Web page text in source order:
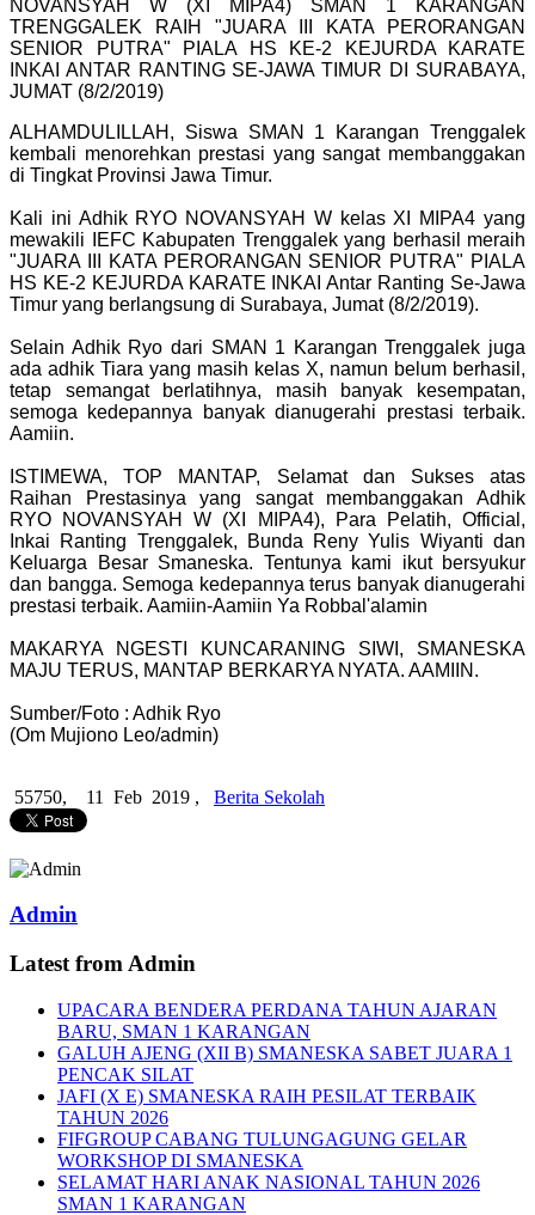
NOVANSYAH W (XI MIPA4) SMAN 1 KARANGAN
TRENGGALEK RAIH "JUARA III KATA PERORANGAN
SENIOR PUTRA" PIALA HS KE-2 KEJURDA KARATE
INKAI ANTAR RANTING SE-JAWA TIMUR DI SURABAYA,
JUMAT (8/2/2019)
ALHAMDULILLAH, Siswa SMAN 1 Karangan Trenggalek
kembali menorehkan prestasi yang sangat membanggakan
di Tingkat Provinsi Jawa Timur.
Kali ini Adhik RYO NOVANSYAH W kelas XI MIPA4 yang
mewakili IEFC Kabupaten Trenggalek yang berhasil meraih
"JUARA III KATA PERORANGAN SENIOR PUTRA" PIALA
HS KE-2 KEJURDA KARATE INKAI Antar Ranting Se-Jawa
Timur yang berlangsung di Surabaya, Jumat (8/2/2019).
Selain Adhik Ryo dari SMAN 1 Karangan Trenggalek juga
ada adhik Tiara yang masih kelas X, namun belum berhasil,
tetap semangat berlatihnya, masih banyak kesempatan,
semoga kedepannya banyak dianugerahi prestasi terbaik.
Aamiin.
ISTIMEWA, TOP MANTAP, Selamat dan Sukses atas
Raihan Prestasinya yang sangat membanggakan Adhik
RYO NOVANSYAH W (XI MIPA4), Para Pelatih, Official,
Inkai Ranting Trenggalek, Bunda Reny Yulis Wiyanti dan
Keluarga Besar Smaneska. Tentunya kami ikut bersyukur
dan bangga. Semoga kedepannya terus banyak dianugerahi
prestasi terbaik. Aamiin-Aamiin Ya Robbal'alamin
MAKARYA NGESTI KUNCARANING SIWI, SMANESKA
MAJU TERUS, MANTAP BERKARYA NYATA. AAMIIN.
Sumber/Foto : Adhik Ryo
(Om Mujiono Leo/admin)
55750, 11 Feb 2019 , Berita Sekolah
Admin
Latest from Admin
UPACARA BENDERA PERDANA TAHUN AJARAN
BARU, SMAN 1 KARANGAN
GALUH AJENG (XII B) SMANESKA SABET JUARA 1
PENCAK SILAT
JAFI (X E) SMANESKA RAIH PESILAT TERBAIK
TAHUN 2026
FIFGROUP CABANG TULUNGAGUNG GELAR
WORKSHOP DI SMANESKA
SELAMAT HARI ANAK NASIONAL TAHUN 2026
SMAN 1 KARANGAN